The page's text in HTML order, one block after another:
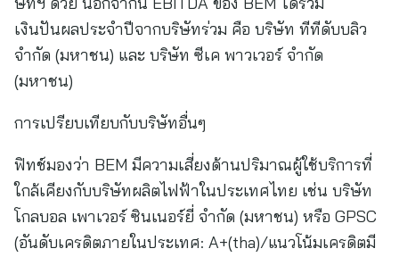
เงินปันผลประจำปีจากบริษัทร่วม คือ บริษัท ทีทีดับบลิว
จำกัด (มหาชน) และ บริษัท ซีเค พาวเวอร์ จำกัด
(มหาชน)
การเปรียบเทียบกับบริษัทอื่นๆ
ฟิทช์มองว่า BEM มีความเสี่ยงด้านปริมาณผู้ใช้บริการที่
ใกล้เคียงกับบริษัทผลิตไฟฟ้าในประเทศไทย เช่น บริษัท
โกลบอล เพาเวอร์ ซินเนอร์ยี่ จำกัด (มหาชน) หรือ GPSC
(อันดับเครดิตภายในประเทศ: A+(tha)/แนวโน้มเครดิตมี